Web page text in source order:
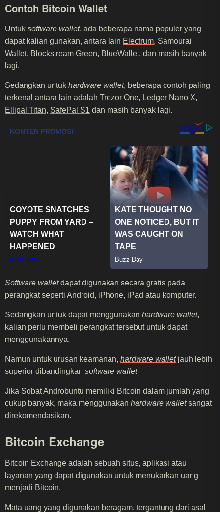
Contoh Bitcoin Wallet
Untuk software wallet, ada beberapa nama populer yang
dapat kalian gunakan, antara lain Electrum, Samourai
Wallet, Blockstream Green, BlueWallet, dan masih banyak
lagi.
Sedangkan untuk hardware wallet, beberapa contoh paling
terkenal antara lain adalah Trezor One, Ledger Nano X,
Ellipal Titan, SafePal S1 dan masih banyak lagi.
Software walletdapat digunakan secara gratis pada
perangkat seperti Android, iPhone, iPad atau komputer.
Sedangkan untuk dapat menggunakan hardware wallet,
kalian perlu membeli perangkat tersebut untuk dapat
menggunakannya.
Namun untuk urusan keamanan, hardware walletjauh lebih
superior dibandingkan software wallet.
Jika Sobat Androbuntu memiliki Bitcoin dalam jumlah yang
cukup banyak, maka menggunakan hardware walletsangat
direkomendasikan.
Bitcoin Exchange
Bitcoin Exchange adalah sebuah situs, aplikasi atau
layanan yang dapat digunakan untuk menukarkan uang
menjadi Bitcoin.
Mata uang yang digunakan beragam, tergantung dari asal